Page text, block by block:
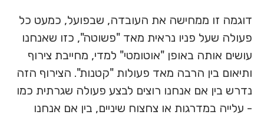
דוגמה זו ממחישה את העובדה, שבפועל, כמעט כל
פעולה שעל פניו נראית מאד "פשוטה", כזו שאנחנו
עושים אותה באופן "אוטומטי" למדי, מחייבת צירוף
ותיאום בין הרבה מאד פעולות "קטנות". הצירוף הזה
נדרש בין אם אנחנו רוצים לבצע פעולה שגרתית כמו
- עלייה במדרגות או צחצוח שיניים, בין אם אנחנו